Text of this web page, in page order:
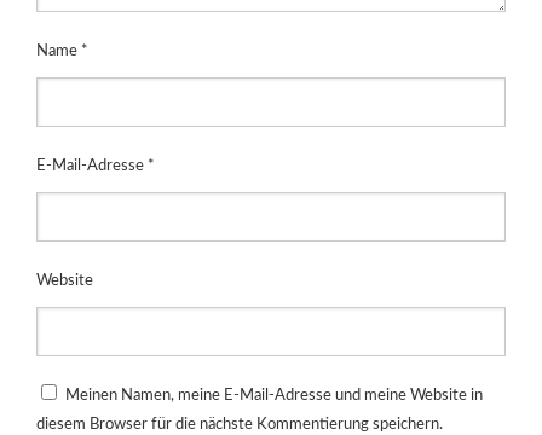
Name *
E-Mail-Adresse *
Website
Meinen Namen, meine E-Mail-Adresse und meine Website in
diesem Browser für die nächste Kommentierung speichern.